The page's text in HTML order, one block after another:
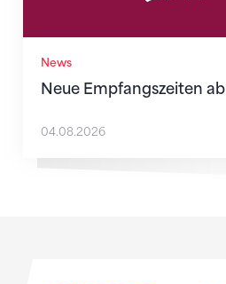
News
Neue Empfangszeiten
04.08.2026